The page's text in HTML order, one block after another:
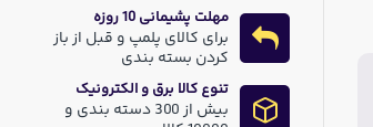
مهلت پشیمانی 10 روزه
برای کالای پلمپ و قبل از باز
کردن بسته بندی
تنوع کالا برق و الکترونیک
بیش از 300 دسته بندی و